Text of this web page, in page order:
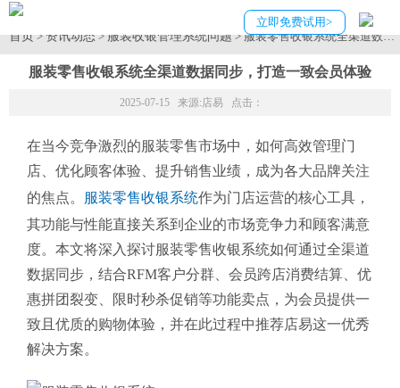
立即免费试用>
首页>资讯动态>服装收银管理系统问题> 服装零售收银系统全渠道数据
服装零售收银系统全渠道数据同步，打造一致会员体验
2025-07-15 来源:店易 点击：
在当今竞争激烈的服装零售市场中，如何高效管理门
店、优化顾客体验、提升销售业绩，成为各大品牌关注
的焦点。
服装零售收银系统作为门店运营的核心工具，
其功能与性能直接关系到企业的市场竞争力和顾客满意
度。本文将深入探讨服装零售收银系统如何通过全渠道
数据同步，结合RFM客户分群、会员跨店消费结算、优
惠拼团裂变、限时秒杀促销等功能卖点，为会员提供一
致且优质的购物体验，并在此过程中推荐店易这一优秀
解决方案。